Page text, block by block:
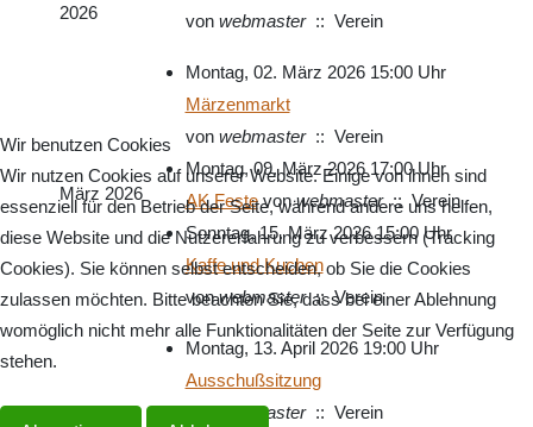
2026
vonwebmaster:: Verein
März 2026
Montag, 02. März 2026 15:00 Uhr
Märzenmarkt
vonwebmaster:: Verein
Montag, 09. März 2026 17:00 Uhr
AK Festevonwebmaster:: Verein
Sonntag, 15. März 2026 15:00 Uhr
Kaffe und Kuchen
vonwebmaster:: Verein
Montag, 13. April 2026 19:00 Uhr
Ausschußsitzung
vonwebmaster:: Verein
Wir benutzen Cookies
Wir nutzen Cookies auf unserer Website. Einige von ihnen sind
essenziell für den Betrieb der Seite, während andere uns helfen,
diese Website und die Nutzererfahrung zu verbessern (Tracking
Cookies). Sie können selbst entscheiden, ob Sie die Cookies
zulassen möchten. Bitte beachten Sie, dass bei einer Ablehnung
womöglich nicht mehr alle Funktionalitäten der Seite zur Verfügung
stehen.